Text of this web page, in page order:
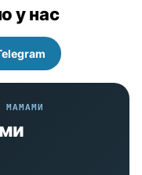
у нас